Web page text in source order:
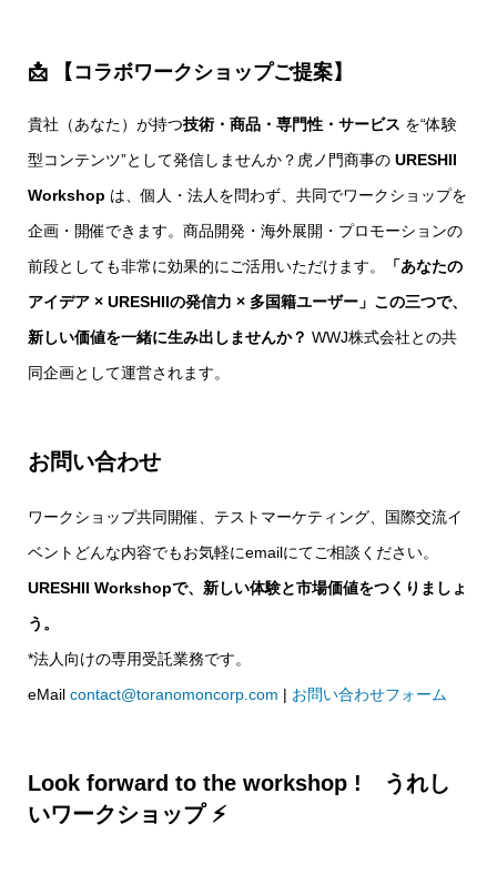
📩 【コラボワークショップご提案】
貴社（あなた）が持つ技術・商品・専門性・サービス を“体験
型コンテンツ”として発信しませんか？虎ノ門商事の URESHII
Workshop は、個人・法人を問わず、共同でワークショップを
企画・開催できます。商品開発・海外展開・プロモーションの
前段としても非常に効果的にご活用いただけます。
「あなたの
アイデア × URESHIIの発信力 × 多国籍ユーザー」この三つで、
新しい価値を一緒に生み出しませんか？ WWJ株式会社との共
同企画として運営されます。
お問い合わせ
ワークショップ共同開催、テストマーケティング、国際交流イ
ベントどんな内容でもお気軽にemailにてご相談ください。
URESHII Workshopで、新しい体験と市場価値をつくりましょ
う。
*法人向けの専用受託業務です。
eMail contact@toranomoncorp.com | お問い合わせフォーム
Look forward to the workshop !
うれし
いワークショップ ⚡️